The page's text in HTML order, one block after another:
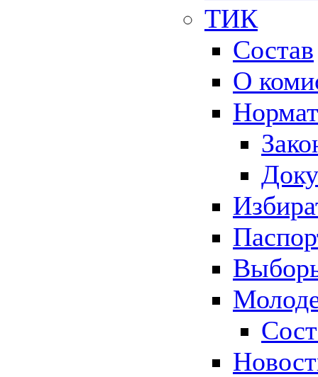
ТИК
Состав
О